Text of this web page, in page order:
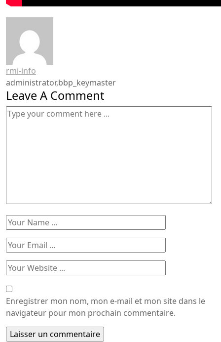
rmi-info
administrator,bbp_keymaster
Leave A Comment
Enregistrer mon nom, mon e-mail et mon site dans le
navigateur pour mon prochain commentaire.